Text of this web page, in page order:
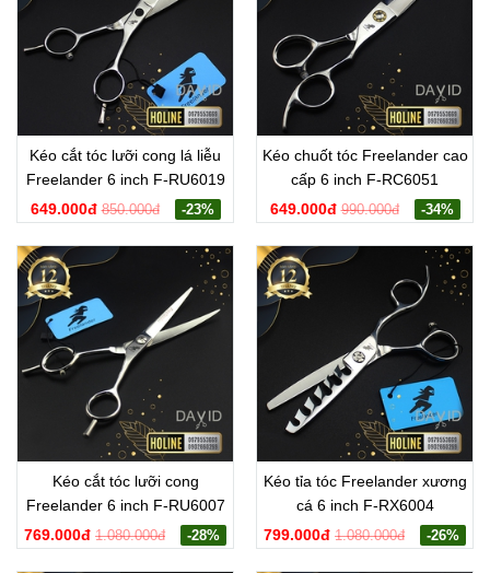
Kéo cắt tóc lưỡi cong lá liễu
Freelander 6 inch F-RU6019
649.000đ 850.000đ -23%
Kéo chuốt tóc Freelander cao
cấp 6 inch F-RC6051
649.000đ 990.000đ -34%
Kéo cắt tóc lưỡi cong
Freelander 6 inch F-RU6007
769.000đ 1.080.000đ -28%
Kéo tỉa tóc Freelander xương
cá 6 inch F-RX6004
799.000đ 1.080.000đ -26%